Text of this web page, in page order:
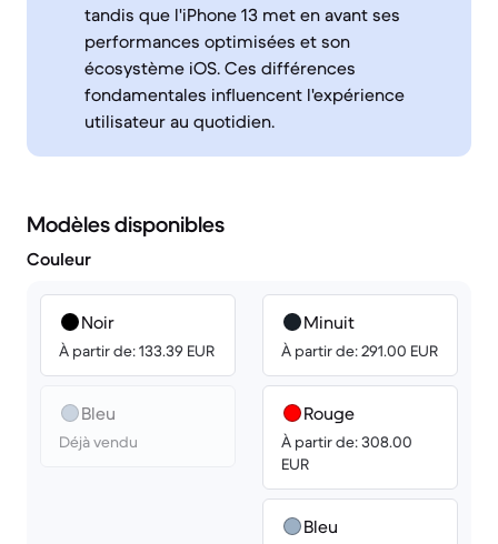
tandis que l'iPhone 13 met en avant ses
performances optimisées et son
écosystème iOS. Ces différences
fondamentales influencent l'expérience
utilisateur au quotidien.
Modèles disponibles
Couleur
Noir
À partir de: 133.39 EUR
Bleu
Déjà vendu
Minuit
À partir de: 291.00 EUR
Rouge
À partir de: 308.00
EUR
Bleu